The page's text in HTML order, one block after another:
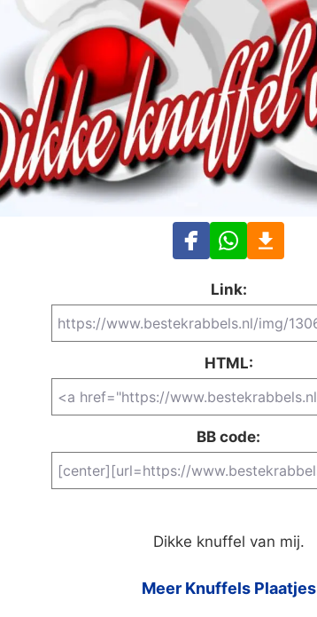
Link:
HTML:
BB code:
Dikke knuffel van mij.
Meer Knuffels Plaatjes